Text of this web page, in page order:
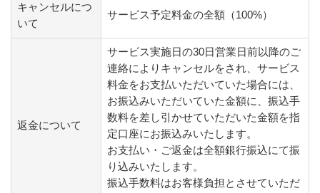
キャンセルにつ
いて
サービス予定料金の全額（100%）
返金について
サービス実施日の30日営業日前以降のご
連絡によりキャンセルをされ、サービス
料金をお支払いただいていた場合には、
お振込みいただいていた金額に、振込手
数料を差し引かせていただいた金額を指
定口座にお振込みいたします。
お支払い・ご返金は全額銀行振込にて振
り込みいたします。
振込手数料はお客様負担とさせていただ